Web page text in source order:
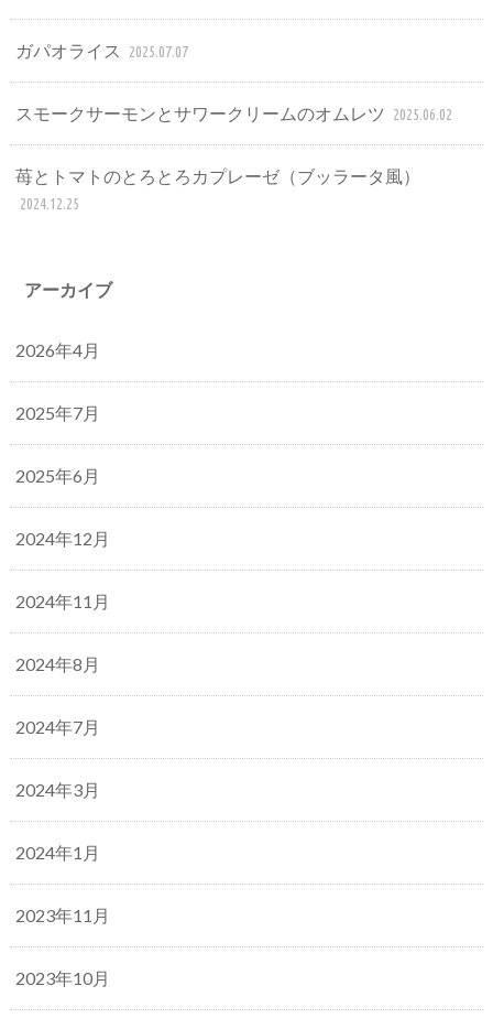
ガパオライス 2025.07.07
スモークサーモンとサワークリームのオムレツ 2025.06.02
苺とトマトのとろとろカプレーゼ（ブッラータ風）
2024.12.25
アーカイブ
2026年4月
2025年7月
2025年6月
2024年12月
2024年11月
2024年8月
2024年7月
2024年3月
2024年1月
2023年11月
2023年10月